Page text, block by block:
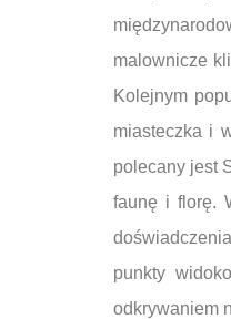
malownicze
Kolejnym
miasteczka i
polecany jest
faunę i florę.
punkty
odkrywaniem